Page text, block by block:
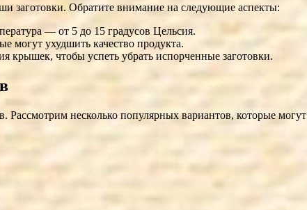
заготовки. Обратите внимание на следующие аспекты:
— от 5 до 15 градусов Цельсия.
могут ухудшить качество продукта.
крышек, чтобы успеть убрать испорченные заготовки.
несколько популярных вариантов, которые могут